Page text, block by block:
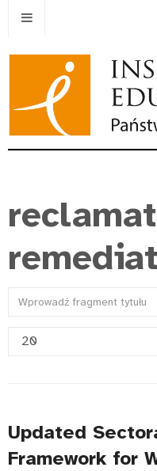
Wprowadź
tytułu
Pokaż
Updated
Framework for